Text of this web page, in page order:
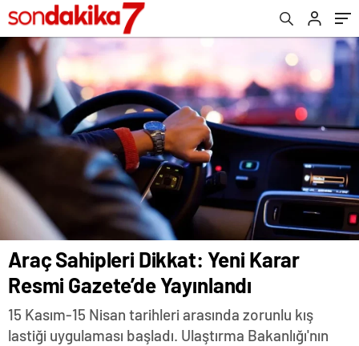
Araç Sahipleri Dikkat: Yeni Karar
Resmi Gazete’de Yayınlandı
15 Kasım-15 Nisan tarihleri arasında zorunlu kış
lastiği uygulaması başladı. Ulaştırma Bakanlığı'nın